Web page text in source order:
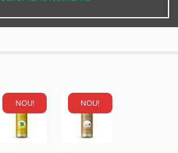
NOU! NOU!